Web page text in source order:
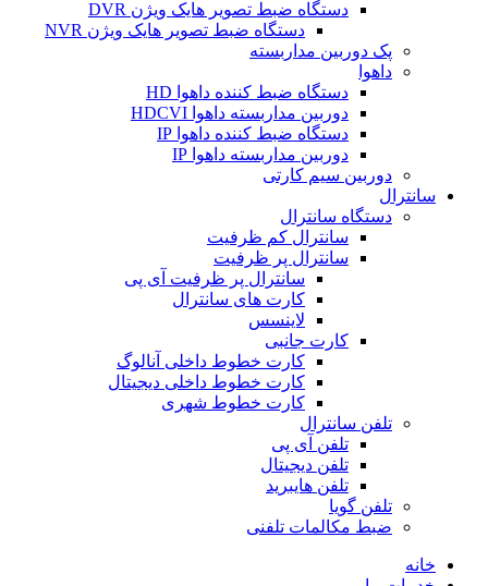
دستگاه ضبط تصویر هایک ویژن DVR
دستگاه ضبط تصویر هایک ویژن NVR
پک دوربین مداربسته
داهوا
دستگاه ضبط کننده داهوا HD
دوربین مداربسته داهوا HDCVI
دستگاه ضبط کننده داهوا IP
دوربین مداربسته داهوا IP
دوربین سیم کارتی
سانترال
دستگاه سانترال
سانترال کم ظرفیت
سانترال پر ظرفیت
سانترال پر ظرفیت آی پی
کارت های سانترال
لاینسس
کارت جانبی
کارت خطوط داخلی آنالوگ
کارت خطوط داخلی دیجیتال
کارت خطوط شهری
تلفن سانترال
تلفن آی پی
تلفن دیجیتال
تلفن هایبرید
تلفن گویا
ضبط مکالمات تلفنی
خانه